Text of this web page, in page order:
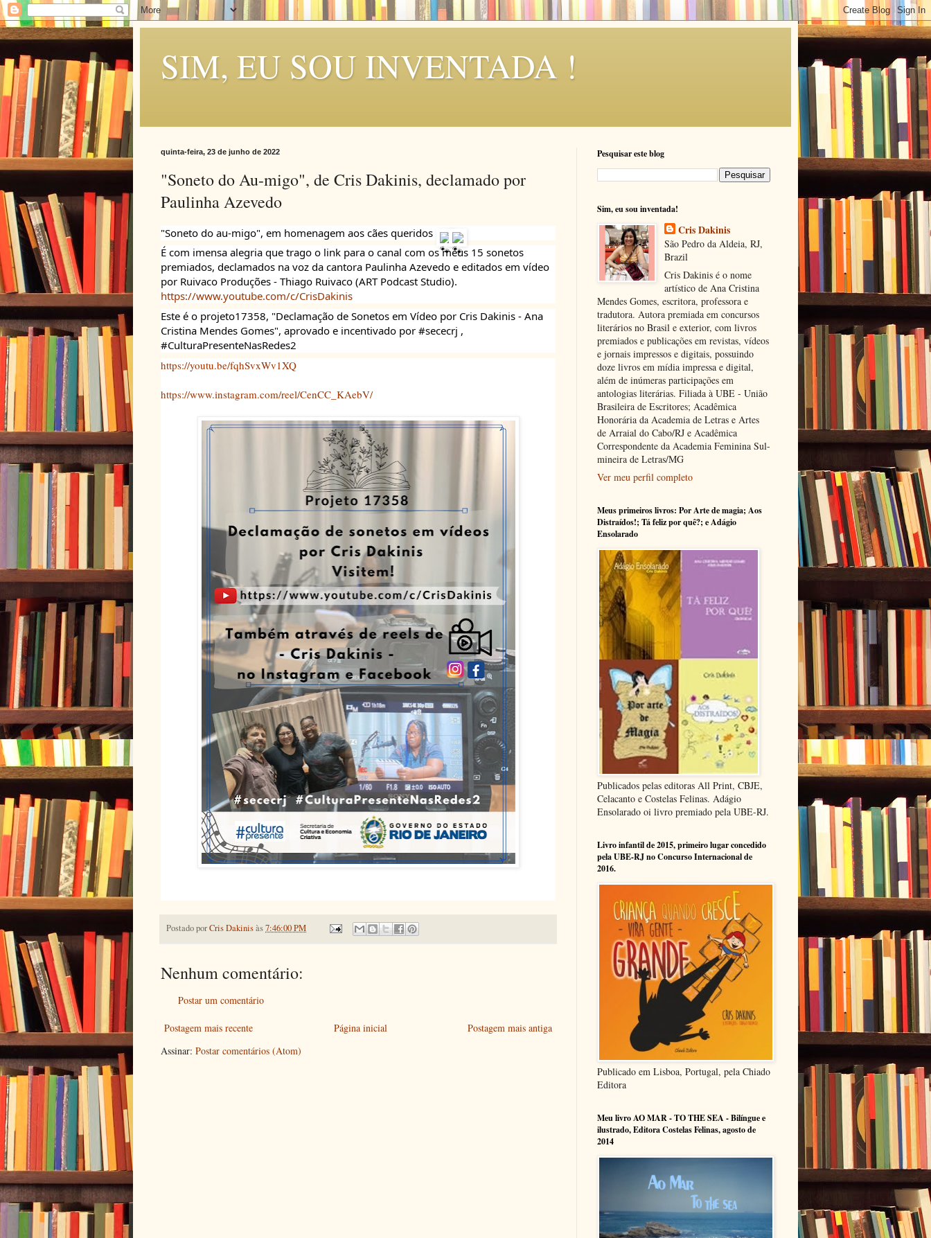
SIM, EU SOU INVENTADA !
quinta-feira, 23 de junho de 2022
"Soneto do Au-migo", de Cris Dakinis, declamado por
Paulinha Azevedo
"Soneto do au-migo", em homenagem aos cães queridos
É com imensa alegria que trago o link para o canal com os meus 15 sonetos
premiados, declamados na voz da cantora Paulinha Azevedo e editados em vídeo
por Ruivaco Produções - Thiago Ruivaco (ART Podcast Studio).
https://www.youtube.com/c/CrisDakinis
Este é o projeto17358, "Declamação de Sonetos em Vídeo por Cris Dakinis - Ana
Cristina Mendes Gomes", aprovado e incentivado por #sececrj ,
#CulturaPresenteNasRedes2
https://youtu.be/fqhSvxWv1XQ
https://www.instagram.com/reel/CenCC_KAebV/
Postado porCris Dakinisàs7:46:00 PM
Nenhum comentário:
Postar um comentário
Postagem mais recente Postagem mais antiga
Página inicial
Assinar: Postar comentários (Atom)
Pesquisar este blog
Sim, eu sou inventada!
Cris Dakinis
São Pedro da Aldeia, RJ,
Brazil
Cris Dakinis é o nome
artístico de Ana Cristina
Mendes Gomes, escritora, professora e
tradutora. Autora premiada em concursos
literários no Brasil e exterior, com livros
premiados e publicações em revistas, vídeos
e jornais impressos e digitais, possuindo
doze livros em mídia impressa e digital,
além de inúmeras participações em
antologias literárias. Filiada à UBE - União
Brasileira de Escritores; Acadêmica
Honorária da Academia de Letras e Artes
de Arraial do Cabo/RJ e Acadêmica
Correspondente da Academia Feminina Sul-
mineira de Letras/MG
Ver meu perfil completo
Meus primeiros livros: Por Arte de magia; Aos
Distraídos!; Tá feliz por quê?; e Adágio
Ensolarado
Publicados pelas editoras All Print, CBJE,
Celacanto e Costelas Felinas. Adágio
Ensolarado oi livro premiado pela UBE-RJ.
Livro infantil de 2015, primeiro lugar concedido
pela UBE-RJ no Concurso Internacional de
2016.
Publicado em Lisboa, Portugal, pela Chiado
Editora
Meu livro AO MAR - TO THE SEA - Bilíngue e
ilustrado, Editora Costelas Felinas, agosto de
2014